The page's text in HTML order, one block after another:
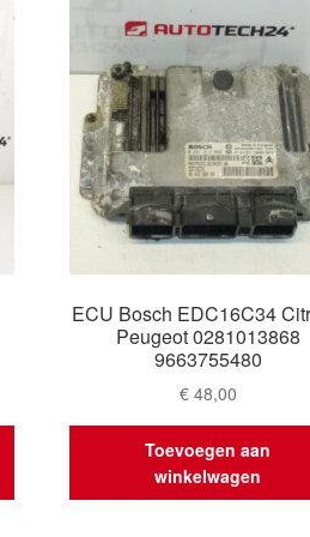
ECU Bosch EDC16C34
Peugeot 0281013868
9663755480
€48,00
Toevoegen aan
winkelwagen